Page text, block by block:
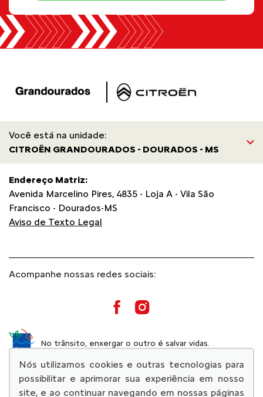
Você está na unidade:
CITROËN GRANDOURADOS - DOURADOS - MS
Endereço Matriz:
Avenida Marcelino Pires, 4835 - Loja A - Vila São
Francisco - Dourados-MS
Aviso de Texto Legal
Acompanhe nossas redes sociais:
No trânsito, enxergar o outro é salvar vidas.
Nós utilizamos cookies e outras tecnologias para
possibilitar e aprimorar sua experiência em nosso
site, e ao continuar navegando em nossas páginas